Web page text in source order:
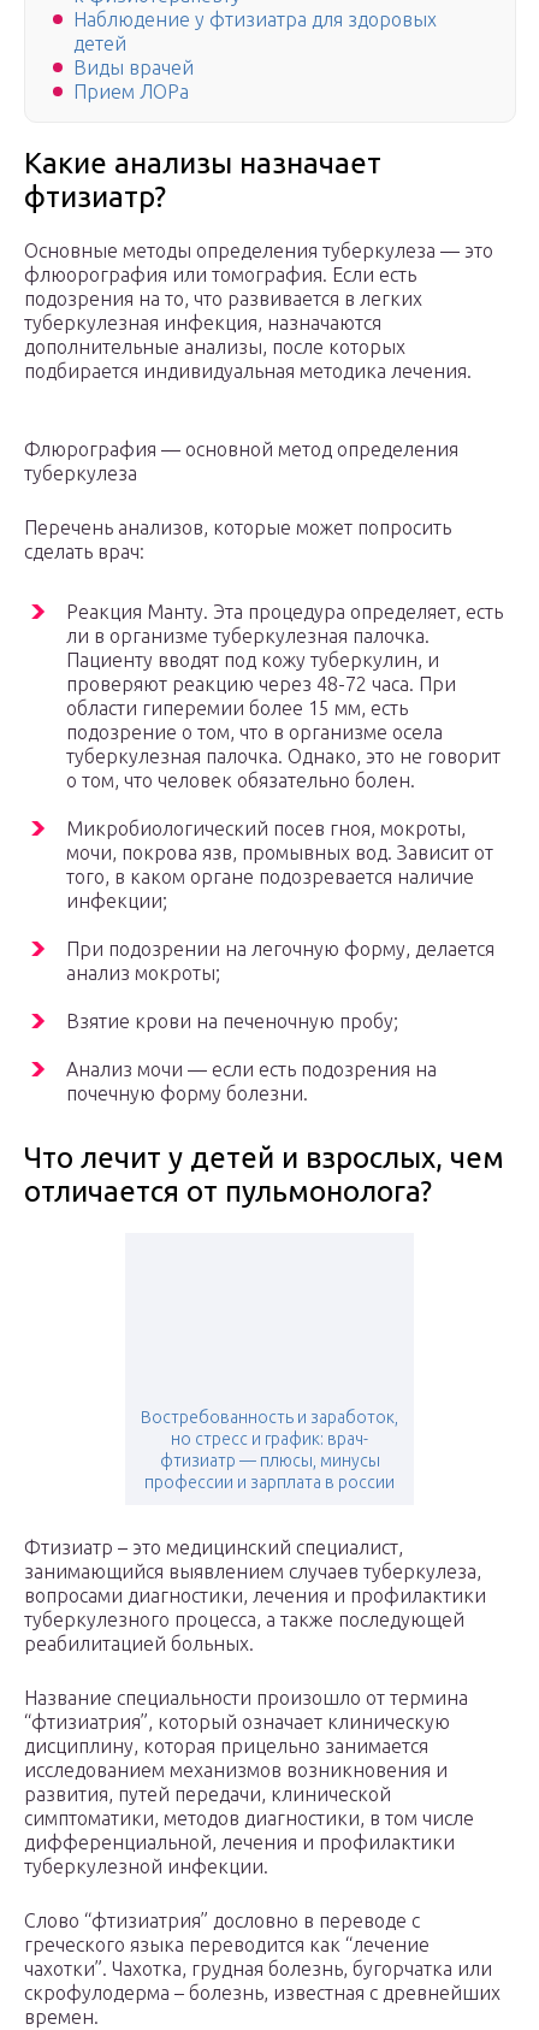
Наблюдение у фтизиатра для здоровых
детей
Виды врачей
Прием ЛОРа
Какие анализы назначает
фтизиатр?
Основные методы определения туберкулеза — это
флюорография или томография. Если есть
подозрения на то, что развивается в легких
туберкулезная инфекция, назначаются
дополнительные анализы, после которых
подбирается индивидуальная методика лечения.
Флюрография — основной метод определения
туберкулеза
Перечень анализов, которые может попросить
сделать врач:
Реакция Манту. Эта процедура определяет, есть
ли в организме туберкулезная палочка.
Пациенту вводят под кожу туберкулин, и
проверяют реакцию через 48-72 часа. При
области гиперемии более 15 мм, есть
подозрение о том, что в организме осела
туберкулезная палочка. Однако, это не говорит
о том, что человек обязательно болен.
Микробиологический посев гноя, мокроты,
мочи, покрова язв, промывных вод. Зависит от
того, в каком органе подозревается наличие
инфекции;
При подозрении на легочную форму, делается
анализ мокроты;
Взятие крови на печеночную пробу;
Анализ мочи — если есть подозрения на
почечную форму болезни.
Что лечит у детей и взрослых, чем
отличается от пульмонолога?
Востребованность и заработок,
но стресс и график: врач-
фтизиатр — плюсы, минусы
профессии и зарплата в россии
Фтизиатр – это медицинский специалист,
занимающийся выявлением случаев туберкулеза,
вопросами диагностики, лечения и профилактики
туберкулезного процесса, а также последующей
реабилитацией больных.
Название специальности произошло от термина
“фтизиатрия”, который означает клиническую
дисциплину, которая прицельно занимается
исследованием механизмов возникновения и
развития, путей передачи, клинической
симптоматики, методов диагностики, в том числе
дифференциальной, лечения и профилактики
туберкулезной инфекции.
Слово “фтизиатрия” дословно в переводе с
греческого языка переводится как “лечение
чахотки”. Чахотка, грудная болезнь, бугорчатка или
скрофулодерма – болезнь, известная с древнейших
времен.